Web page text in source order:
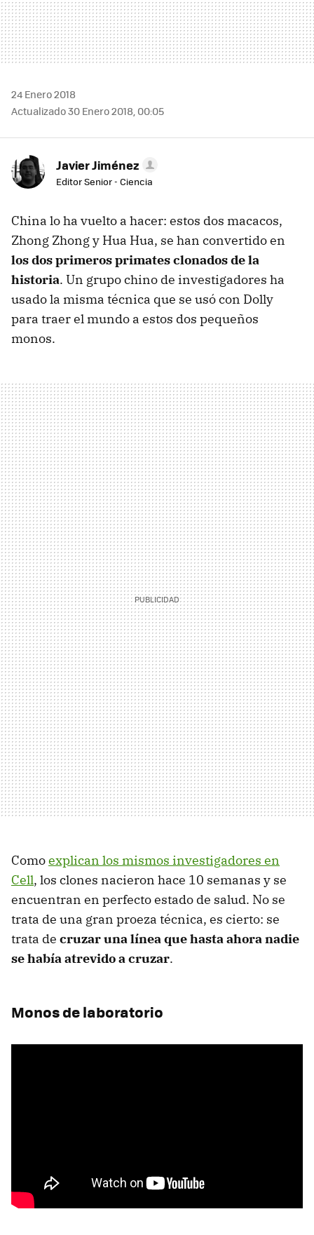
24 Enero 2018
Actualizado 30 Enero 2018, 00:05
Javier Jiménez
Editor Senior - Ciencia
China lo ha vuelto a hacer: estos dos macacos,
Zhong Zhong y Hua Hua, se han convertido en
los dos primeros primates clonados de la
historia. Un grupo chino de investigadores ha
usado la misma técnica que se usó con Dolly
para traer el mundo a estos dos pequeños
monos.
Comoexplican los mismos investigadores en
Cell, los clones nacieron hace 10 semanas y se
encuentran en perfecto estado de salud. No se
trata de una gran proeza técnica, es cierto: se
trata de cruzar una línea que hasta ahora nadie
se había atrevido a cruzar.
Monos de laboratorio